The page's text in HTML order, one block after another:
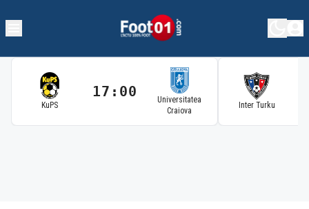
KuPS
17:00
Universitatea
Craiova
Inter Turku